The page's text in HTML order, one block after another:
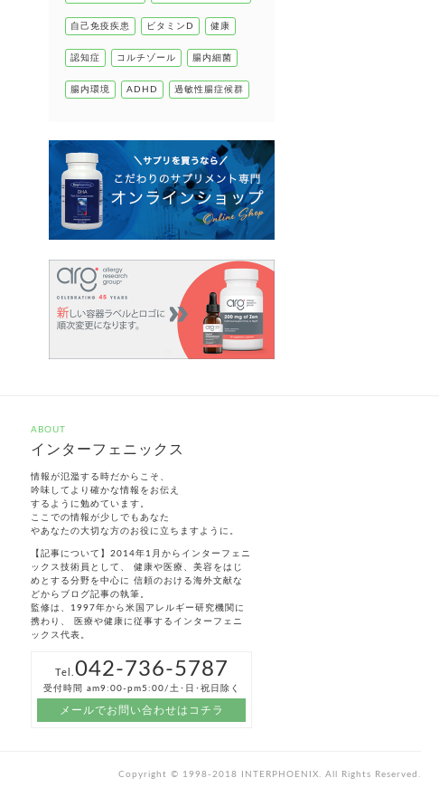
自己免疫疾患 ビタミンD 健康
認知症 コルチゾール 腸内細菌
腸内環境 ADHD 過敏性腸症候群
ABOUT
インターフェニックス
情報が氾濫する時だからこそ、
吟味してより確かな情報をお伝え
するように勉めています。
ここでの情報が少しでもあなた
やあなたの大切な方のお役に立ちますように。
【記事について】2014年1月からインターフェニ
ックス技術員として、 健康や医療、美容をはじ
めとする分野を中心に 信頼のおける海外文献な
どからブログ記事の執筆。
監修は、1997年から米国アレルギー研究機関に
携わり、 医療や健康に従事するインターフェニ
ックス代表。
Tel. 042-736-5787
受付時間 am9:00-pm5:00/土･日･祝日除く
メールでお問い合わせはコチラ
Copyright © 1998-2018 INTERPHOENIX. All Rights Reserved.